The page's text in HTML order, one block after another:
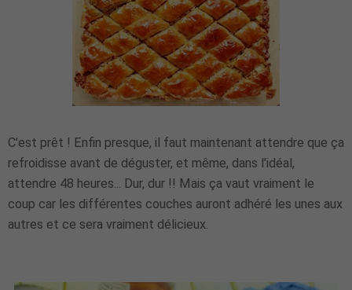
C'est prêt ! Enfin presque, il faut maintenant attendre que ça
refroidisse avant de déguster, et même, dans l'idéal,
attendre 48 heures... Dur, dur !! Mais ça vaut vraiment le
coup car les différentes couches auront adhéré les unes aux
autres et ce sera vraiment délicieux.